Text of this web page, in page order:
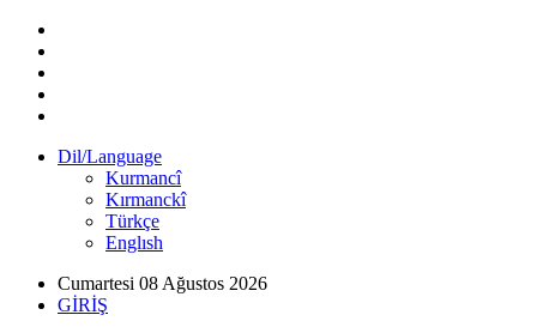
Dil/Language
Kurmancî
Kırmanckî
Türkçe
Englısh
Cumartesi 08 Ağustos 2026
GİRİŞ